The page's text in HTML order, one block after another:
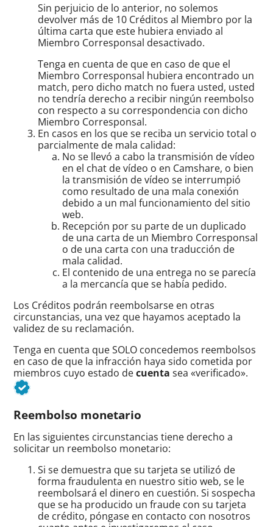
Sin perjuicio de lo anterior, no solemos
devolver más de 10 Créditos al Miembro por la
última carta que este hubiera enviado al
Miembro Corresponsal desactivado.
Tenga en cuenta de que en caso de que el
Miembro Corresponsal hubiera encontrado un
match, pero dicho match no fuera usted, usted
no tendría derecho a recibir ningún reembolso
con respecto a su correspondencia con dicho
Miembro Corresponsal.
En casos en los que se reciba un servicio total o
parcialmente de mala calidad:
No se llevó a cabo la transmisión de vídeo
en el chat de vídeo o en Camshare, o bien
la transmisión de vídeo se interrumpió
como resultado de una mala conexión
debido a un mal funcionamiento del sitio
web.
Recepción por su parte de un duplicado
de una carta de un Miembro Corresponsal
o de una carta con una traducción de
mala calidad.
El contenido de una entrega no se parecía
a la mercancía que se había pedido.
Los Créditos podrán reembolsarse en otras
circunstancias, una vez que hayamos aceptado la
validez de su reclamación.
Tenga en cuenta que SOLO concedemos reembolsos
en caso de que la infracción haya sido cometida por
miembros cuyo estado decuenta sea «verificado».
Reembolso monetario
En las siguientes circunstancias tiene derecho a
solicitar un reembolso monetario:
Si se demuestra que su tarjeta se utilizó de
forma fraudulenta en nuestro sitio web, se le
reembolsará el dinero en cuestión. Si sospecha
que se ha producido un fraude con su tarjeta
de crédito, póngase en contacto con nosotros